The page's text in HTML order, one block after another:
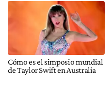
Cómo es el simposio mundial
de Taylor Swift en Australia